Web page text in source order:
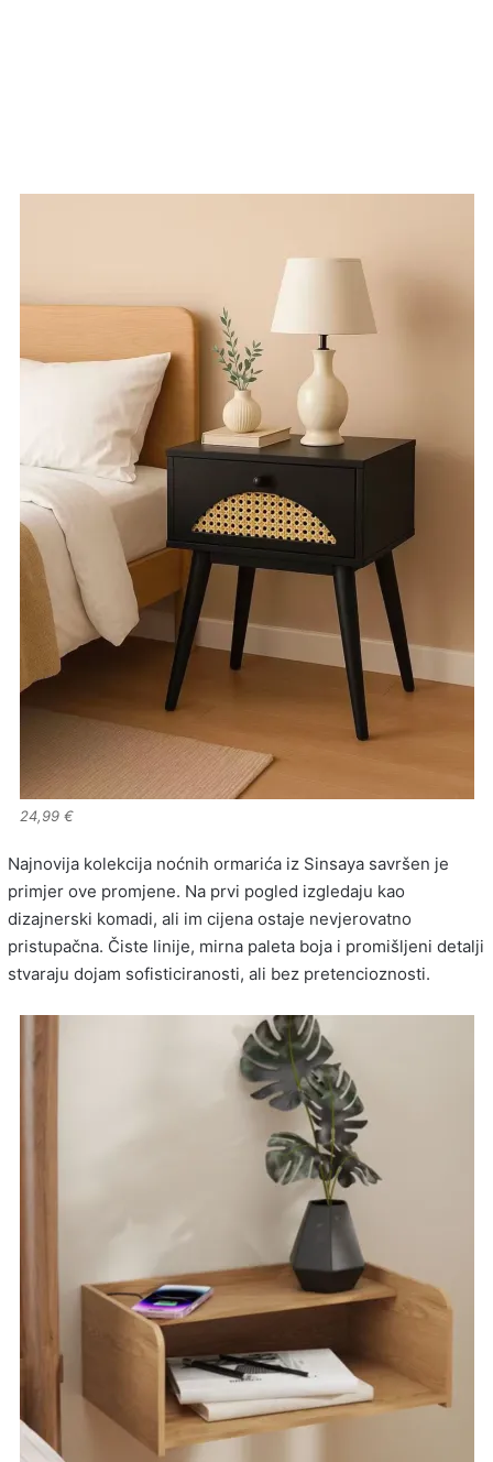
24,99 €
Najnovija kolekcija noćnih ormarića iz Sinsaya savršen je
primjer ove promjene. Na prvi pogled izgledaju kao
dizajnerski komadi, ali im cijena ostaje nevjerovatno
pristupačna. Čiste linije, mirna paleta boja i promišljeni detalji
stvaraju dojam sofisticiranosti, ali bez pretencioznosti.